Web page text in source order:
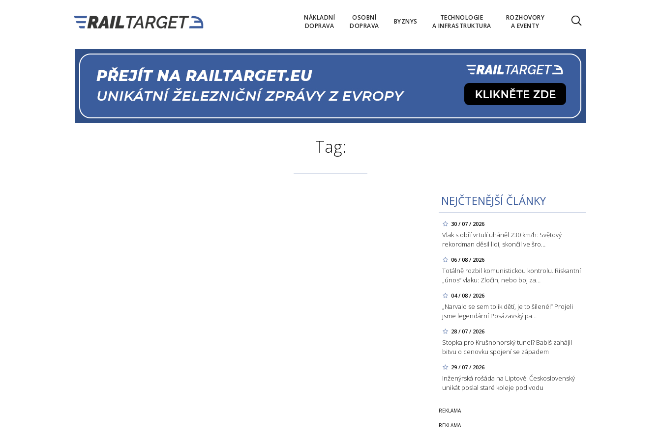
NÁKLADNÍ
DOPRAVA
OSOBNÍ
DOPRAVA
BYZNYS
TECHNOLOGIE
A INFRASTRUKTURA
ROZHOVORY
A EVENTY
Tag:
NEJČTENĚJŠÍ ČLÁNKY
30 / 07 / 2026
Vlak s obří vrtulí uháněl 230 km/h: Světový
rekordman děsil lidi, skončil ve šro…
06 / 08 / 2026
Totálně rozbil komunistickou kontrolu. Riskantní
„únos“ vlaku: Zločin, nebo boj za…
04 / 08 / 2026
„Narvalo se sem tolik dětí, je to šílené!“ Projeli
jsme legendární Posázavský pa…
28 / 07 / 2026
Stopka pro Krušnohorský tunel? Babiš zahájil
bitvu o cenovku spojení se západem
29 / 07 / 2026
Inženýrská rošáda na Liptově: Československý
unikát poslal staré koleje pod vodu